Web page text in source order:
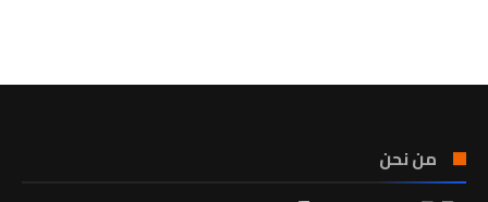
من نحن